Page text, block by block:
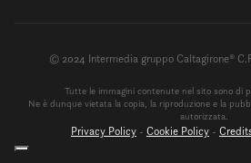
© 2024 Intermedia gruppo Caltagirone®
Tutte le immagini contenute nel sito sono di
Ne è dunque vietata la copia, la riproduzione e la
autorizzata.
Privacy Policy - Cookie Policy -